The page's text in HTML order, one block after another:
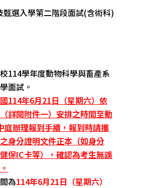
甄選入學第二階段面試(含術科)
114學年度動物科學與畜產系
面試。
114年6月21日（星期六）依
詳閱附件一）安排之時間至動
庭辦理報到手續，報到時請攜
身分證明文件正本（如身分
保IC卡等） ， 確認為考生無誤
為114年6月21日（星期六）